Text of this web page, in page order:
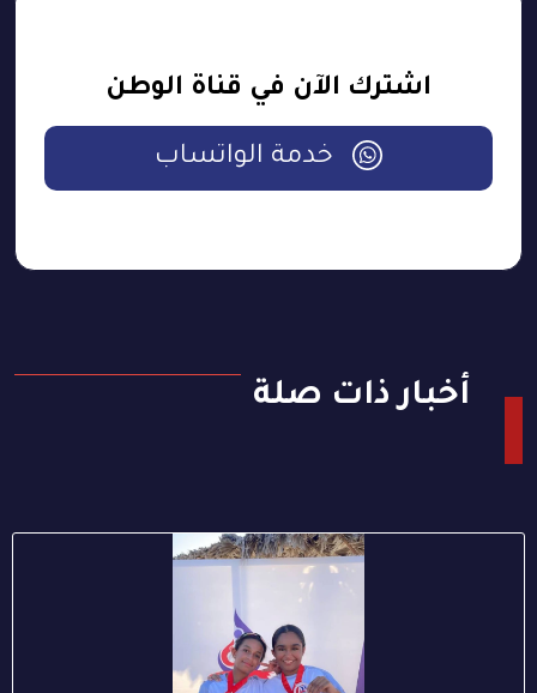
اشترك الآن في قناة الوطن
خدمة الواتساب
أخبار ذات صلة